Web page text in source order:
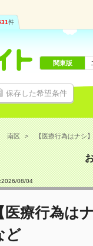
件
保存した希望条件
関東版
南区 【医療行為はナシ
2026/08/04
医療行為は
ど